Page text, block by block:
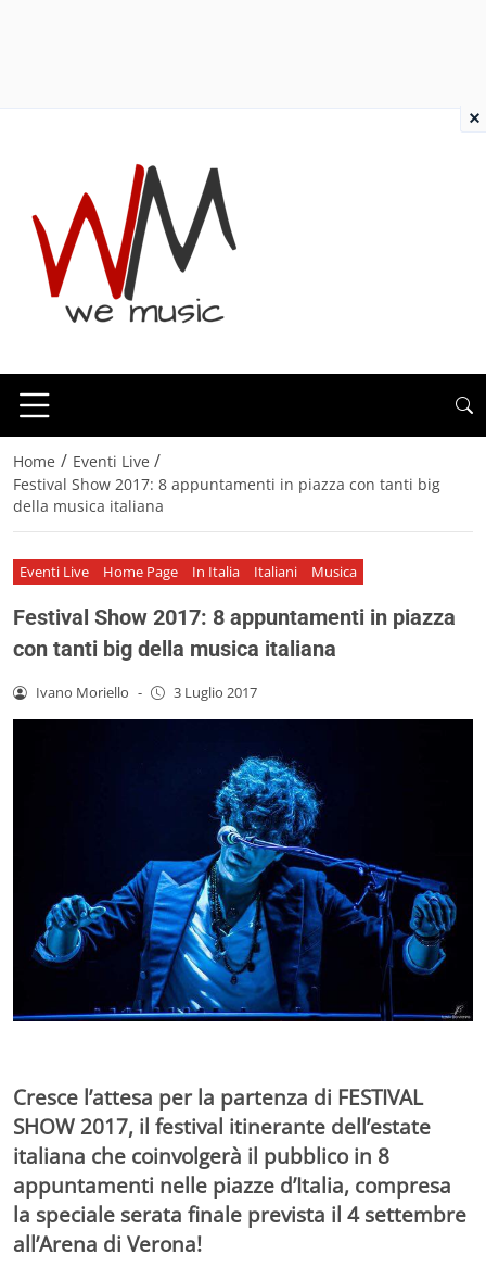
Home / Eventi Live /
Festival Show 2017: 8 appuntamenti in piazza con tanti big
della musica italiana
Eventi Live Home Page In Italia Italiani Musica
Festival Show 2017: 8 appuntamenti in piazza
con tanti big della musica italiana
Ivano Moriello - 3 Luglio 2017
Cresce l’attesa per la partenza di FESTIVAL
SHOW 2017, il festival itinerante dell’estate
italiana che coinvolgerà il pubblico in 8
appuntamenti nelle piazze d’Italia, compresa
la speciale serata finale prevista il 4 settembre
all’Arena di Verona!
×